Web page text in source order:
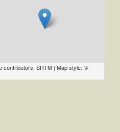
contributors, SRTM | Map style: ©